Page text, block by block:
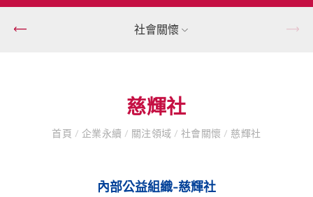
社會關懷
慈輝社
首頁 / 企業永續 / 關注領域 / 社會關懷 / 慈輝社
內部公益組織-慈輝社